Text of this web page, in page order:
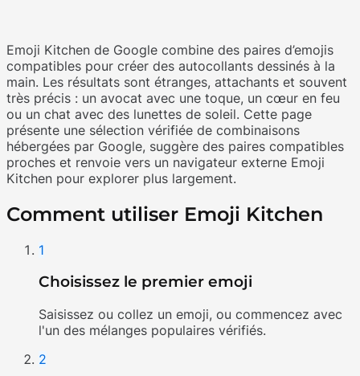
Emoji Kitchen de Google combine des paires d’emojis
compatibles pour créer des autocollants dessinés à la
main. Les résultats sont étranges, attachants et souvent
très précis : un avocat avec une toque, un cœur en feu
ou un chat avec des lunettes de soleil. Cette page
présente une sélection vérifiée de combinaisons
hébergées par Google, suggère des paires compatibles
proches et renvoie vers un navigateur externe Emoji
Kitchen pour explorer plus largement.
Comment utiliser Emoji Kitchen
1
Choisissez le premier emoji
Saisissez ou collez un emoji, ou commencez avec
l'un des mélanges populaires vérifiés.
2